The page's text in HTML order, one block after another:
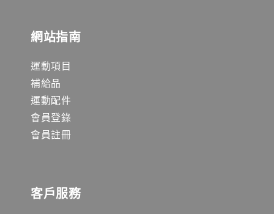
網站指南
運動項目
補給品
運動配件
會員登錄
會員註冊
客戶服務